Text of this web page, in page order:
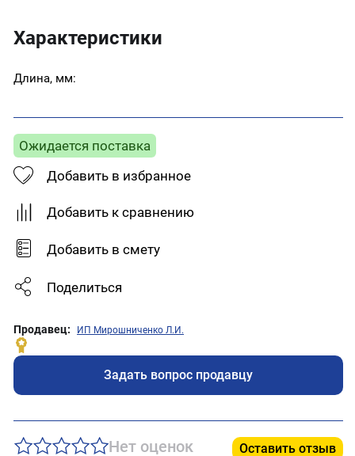
Характеристики
Длина, мм:
Ожидается поставка
Добавить в избранное
Добавить к сравнению
Добавить в смету
Поделиться
Продавец: ИП Мирошниченко Л.И.
Задать вопрос продавцу
Нет оценок Оставить отзыв